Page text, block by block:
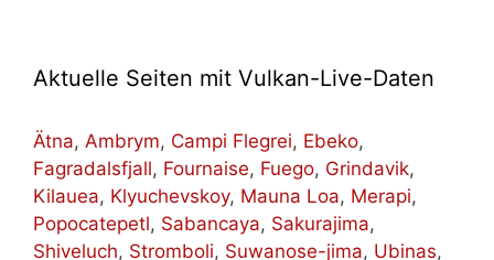
Aktuelle Seiten mit Vulkan-Live-Daten
Ätna, Ambrym, Campi Flegrei, Ebeko,
Fagradalsfjall, Fournaise, Fuego, Grindavik,
Kilauea, Klyuchevskoy, Mauna Loa, Merapi,
Popocatepetl, Sabancaya, Sakurajima,
Shiveluch, Stromboli, Suwanose-jima, Ubinas,